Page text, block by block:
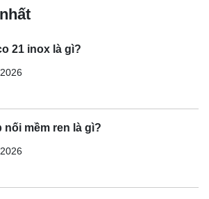
21 inox là gì?
nối mềm ren là gì?